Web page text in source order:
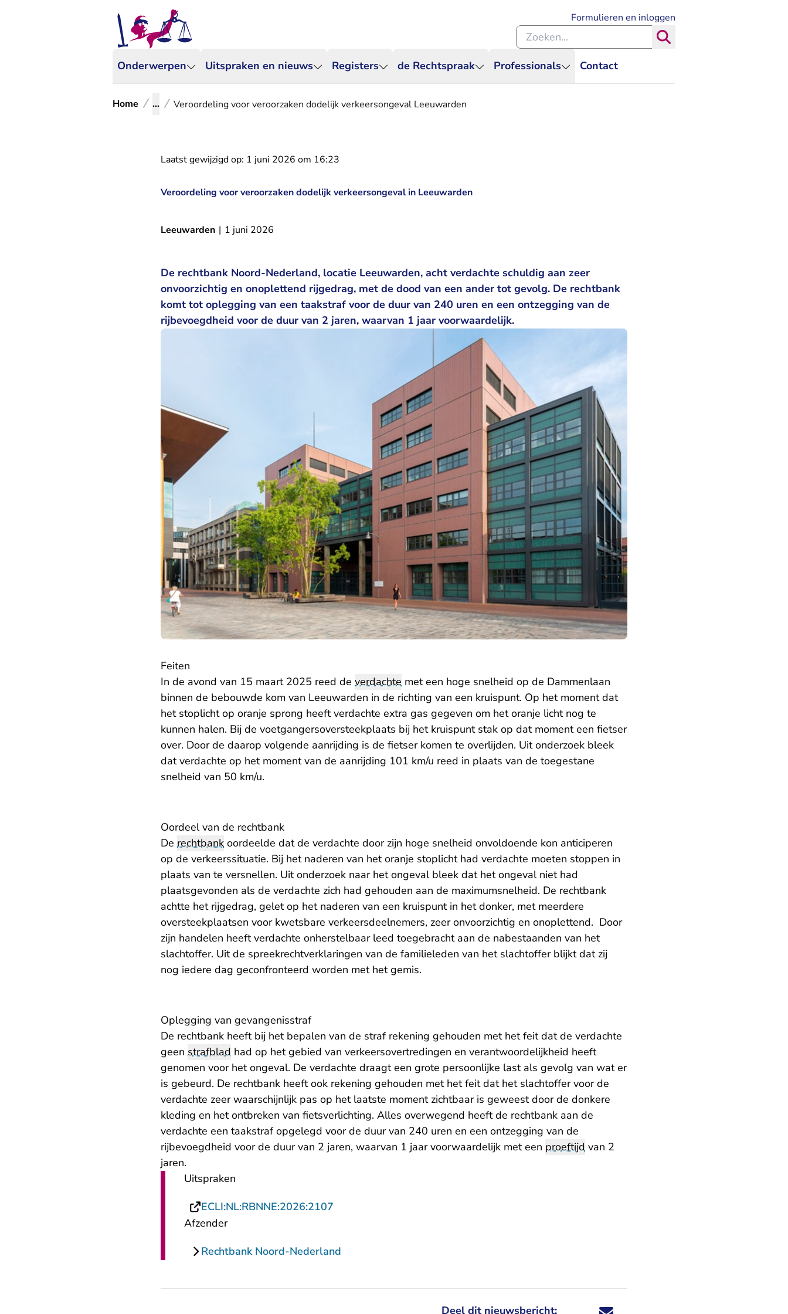
Onderwerpen Uitspraken en nieuws Registers de Rechtspraak Professionals Contact
Formulieren en inloggen
Zoeken binnen de Rechtspraak
Home ... Veroordeling voor veroorzaken dodelijk verkeersongeval Leeuwarden
Laatst gewijzigd op: 1 juni 2026 om 16:23
Veroordeling voor veroorzaken dodelijk verkeersongeval in Leeuwarden
Leeuwarden | 1 juni 2026
De rechtbank Noord-Nederland, locatie Leeuwarden, acht verdachte schuldig aan zeer
onvoorzichtig en onoplettend rijgedrag, met de dood van een ander tot gevolg. De rechtbank
komt tot oplegging van een taakstraf voor de duur van 240 uren en een ontzegging van de
rijbevoegdheid voor de duur van 2 jaren, waarvan 1 jaar voorwaardelijk.
Feiten
In de avond van 15 maart 2025 reed de verdachte met een hoge snelheid op de Dammenlaan
binnen de bebouwde kom van Leeuwarden in de richting van een kruispunt. Op het moment dat
het stoplicht op oranje sprong heeft verdachte extra gas gegeven om het oranje licht nog te
kunnen halen. Bij de voetgangersoversteekplaats bij het kruispunt stak op dat moment een fietser
over. Door de daarop volgende aanrijding is de fietser komen te overlijden. Uit onderzoek bleek
dat verdachte op het moment van de aanrijding 101 km/u reed in plaats van de toegestane
snelheid van 50 km/u.
Oordeel van de rechtbank
De rechtbank oordeelde dat de verdachte door zijn hoge snelheid onvoldoende kon anticiperen
op de verkeerssituatie. Bij het naderen van het oranje stoplicht had verdachte moeten stoppen in
plaats van te versnellen. Uit onderzoek naar het ongeval bleek dat het ongeval niet had
plaatsgevonden als de verdachte zich had gehouden aan de maximumsnelheid. De rechtbank
achtte het rijgedrag, gelet op het naderen van een kruispunt in het donker, met meerdere
oversteekplaatsen voor kwetsbare verkeersdeelnemers, zeer onvoorzichtig en onoplettend. Door
zijn handelen heeft verdachte onherstelbaar leed toegebracht aan de nabestaanden van het
slachtoffer. Uit de spreekrechtverklaringen van de familieleden van het slachtoffer blijkt dat zij
nog iedere dag geconfronteerd worden met het gemis.
Oplegging van gevangenisstraf
De rechtbank heeft bij het bepalen van de straf rekening gehouden met het feit dat de verdachte
geen strafblad had op het gebied van verkeersovertredingen en verantwoordelijkheid heeft
genomen voor het ongeval. De verdachte draagt een grote persoonlijke last als gevolg van wat er
is gebeurd. De rechtbank heeft ook rekening gehouden met het feit dat het slachtoffer voor de
verdachte zeer waarschijnlijk pas op het laatste moment zichtbaar is geweest door de donkere
kleding en het ontbreken van fietsverlichting. Alles overwegend heeft de rechtbank aan de
verdachte een taakstraf opgelegd voor de duur van 240 uren en een ontzegging van de
rijbevoegdheid voor de duur van 2 jaren, waarvan 1 jaar voorwaardelijk met een proeftijd van 2
jaren.
Uitspraken
ECLI:NL:RBNNE:2026:2107
Afzender
Rechtbank Noord-Nederland
Deel dit nieuwsbericht: